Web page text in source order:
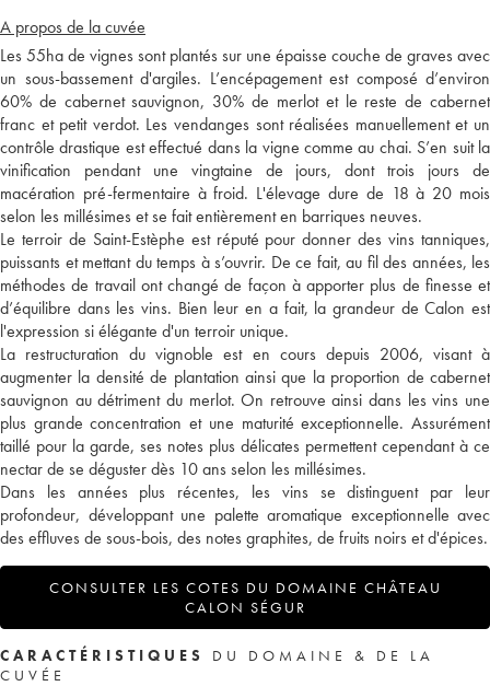
A propos de la cuvée
Les 55ha de vignes sont plantés sur une épaisse couche de graves avec
un sous-bassement d'argiles. L’encépagement est composé d’environ
60% de cabernet sauvignon, 30% de merlot et le reste de cabernet
franc et petit verdot. Les vendanges sont réalisées manuellement et un
contrôle drastique est effectué dans la vigne comme au chai. S’en suit la
vinification pendant une vingtaine de jours, dont trois jours de
macération pré-fermentaire à froid. L'élevage dure de 18 à 20 mois
selon les millésimes et se fait entièrement en barriques neuves.
Le terroir de Saint-Estèphe est réputé pour donner des vins tanniques,
puissants et mettant du temps à s’ouvrir. De ce fait, au fil des années, les
méthodes de travail ont changé de façon à apporter plus de finesse et
d’équilibre dans les vins. Bien leur en a fait, la grandeur de Calon est
l'expression si élégante d'un terroir unique.
La restructuration du vignoble est en cours depuis 2006, visant à
augmenter la densité de plantation ainsi que la proportion de cabernet
sauvignon au détriment du merlot. On retrouve ainsi dans les vins une
plus grande concentration et une maturité exceptionnelle. Assurément
taillé pour la garde, ses notes plus délicates permettent cependant à ce
nectar de se déguster dès 10 ans selon les millésimes.
Dans les années plus récentes, les vins se distinguent par leur
profondeur, développant une palette aromatique exceptionnelle avec
des effluves de sous-bois, des notes graphites, de fruits noirs et d'épices.
CONSULTER LES COTES DU DOMAINE CHÂTEAU
CALON SÉGUR
CARACTÉRISTIQUES
DU DOMAINE & DE LA
CUVÉE